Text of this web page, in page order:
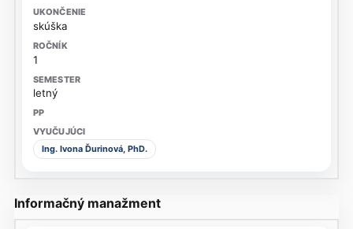
skúška
1
letný
Ing. Ivona Ďurinová, PhD.
Informačný manažment